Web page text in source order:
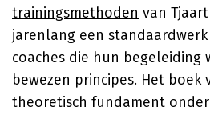
trainingsmethoden van
jarenlang een
coaches die hun
bewezen principes. Het boek
theoretisch fundament